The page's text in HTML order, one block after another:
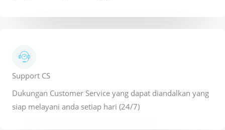
Support CS
Dukungan Customer Service yang dapat diandalkan yang
siap melayani anda setiap hari (24/7)